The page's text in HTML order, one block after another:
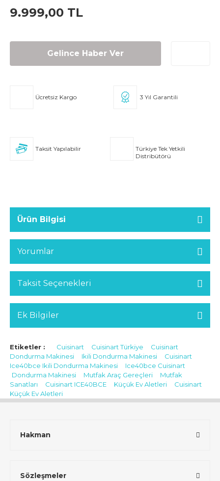
9.999,00 TL
Gelince Haber Ver
Ücretsiz Kargo 3 Yıl Garantili
Taksit Yapılabilir
Türkiye Tek Yetkili
Distribütörü
Ürün Bilgisi
Yorumlar
Taksit Seçenekleri
Ek Bilgiler
Etiketler : Cuisinart Cuisinart Türkiye
Cuisinart
Dondurma Makinesi
Ikili Dondurma Makinesi
Cuisinart
Ice40bce Ikili Dondurma Makinesi
Ice40bce Cuisinart
Dondurma Makinesi
Mutfak Araç Gereçleri
Mutfak
Sanatları
Cuisinart ICE40BCE Küçük Ev Aletleri
Cuisinart
Küçük Ev Aletleri
Hakman
Sözleşmeler